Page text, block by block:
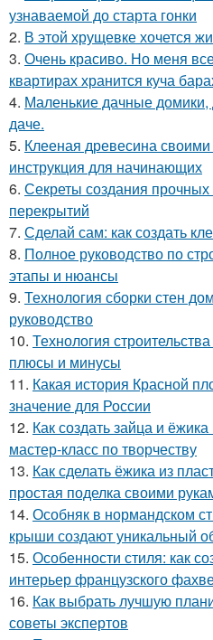
узнаваемой до старта гонки
2. В этой хрущевке хочется
3. Очень красиво. Но меня
квартирах хранится куча
4. Маленькие дачные
даче.
5. Клееная древесина
инструкция для начинающих
6. Секреты создания
перекрытий
7. Сделай сам: как создать
8. Полное руководство по
этапы и нюансы
9. Технология сборки стен
руководство
10. Технология
плюсы и минусы
11. Какая история Красной
значение для России
12. Как создать зайца и
мастер-класс по творчеству
13. Как сделать ёжика из
простая поделка своими
14. Особняк в нормандском
крыши создают уникальный
15. Особенности стиля: как
интерьер французского
16. Как выбрать лучшую
советы экспертов